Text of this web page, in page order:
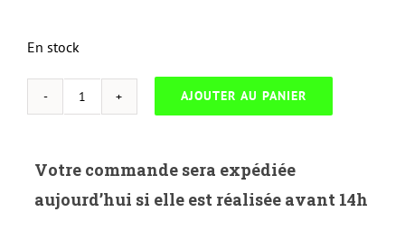
En stock
quantité
C-
3C-
AJOUTER AU PANIER
Votre commande sera expédiée
aujourd’hui si elle est réalisée avant 14h